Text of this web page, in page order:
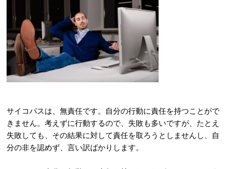
サイコパスは、無責任です。自分の行動に責任を持つことがで
きません。考えずに行動するので、失敗も多いですが、たとえ
失敗しても、その結果に対して責任を取ろうとしませんし、自
分の非を認めず、言い訳ばかりします。